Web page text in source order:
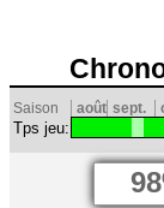
Saison août sept.
Tps jeu: